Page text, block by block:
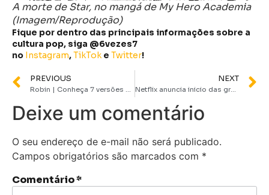
A morte de Star, no mangá de My Hero Academia
(Imagem/Reprodução)
Fique por dentro das principais informações sobre a
cultura pop, siga @6vezes7
no Instagram,TikToke Twitter!
PREVIOUS NEXT
Netflix anuncia inicio das gravações da 2ª temporada Wandinha
Deixe um comentário
O seu endereço de e-mail não será publicado.
Campos obrigatórios são marcados com *
Comentário*